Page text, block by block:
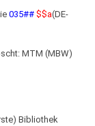
035## $$a(DE-
MTM (MBW)
Bibliothek